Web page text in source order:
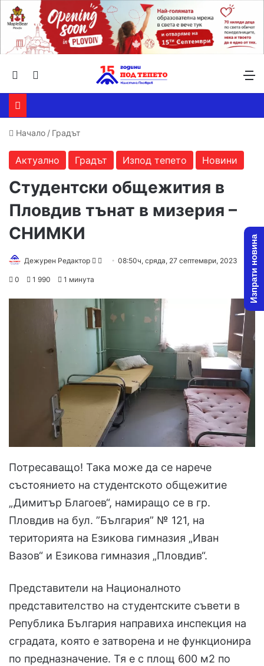
Търсене ...
Начало / Градът
Актуално Градът Изпод тепето Новини
Студентски общежития в
Пловдив тънат в мизерия –
СНИМКИ
Дежурен Редактор
Follow
Send08:50ч, сряда, 27 септември, 2023
0 1 990 1 минута
Потресаващо! Така може да се нарече
състоянието на студентското общежитие
„Димитър Благоев“, намиращо се в гр.
Пловдив на бул. ”България” № 121, на
територията на Езикова гимназия „Иван
Вазов“ и Езикова гимназия „Пловдив“.
Представители на Националното
представителство на студентските съвети в
Република България направиха инспекция на
сградата, която е затворена и не функционира
по предназначение. Тя е с площ 600 м2 по
Изпрати новина